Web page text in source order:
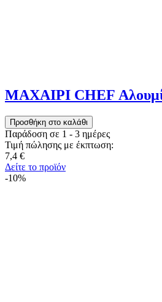
ΜΑΧΑΙΡΙ CHEF
Παράδοση σε 1 - 3 ημέρες
Τιμή πώλησης με έκπτωση:
7,4 €
Δείτε το προϊόν
-10%